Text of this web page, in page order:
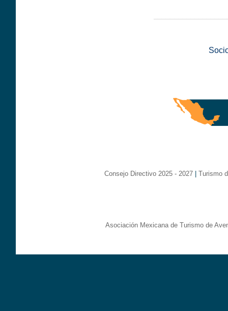
Consejo Directivo 2025 - 2027| Turismo
Asociación Mexicana de Turismo de